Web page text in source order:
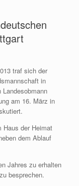
traf sich der
in
am 16. März in
Haus der Heimat
dem Ablauf
Jahres zu erhalten
besprechen.